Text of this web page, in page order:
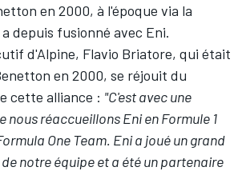
en 2000, à l'époque via la
depuis fusionné avec Eni.
d'Alpine, Flavio Briatore, qui était
en 2000, se réjouit du
cette alliance : "C'est avec une
nous réaccueillons Eni en Formule 1
One Team. Eni a joué un grand
notre équipe et a été un partenaire